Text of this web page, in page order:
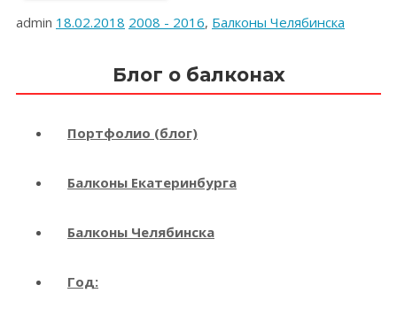
admin 18.02.2018 2008 - 2016, Балконы Челябинска
Блог о балконах
Портфолио (блог)
Балконы Екатеринбурга
Балконы Челябинска
Год: